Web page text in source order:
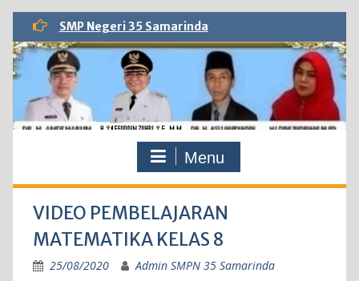
Skip
content
SMP Negeri 35 Samarinda
Menu
VIDEO PEMBELAJARAN
MATEMATIKA KELAS 8
25/08/2020 Admin SMPN 35 Samarinda